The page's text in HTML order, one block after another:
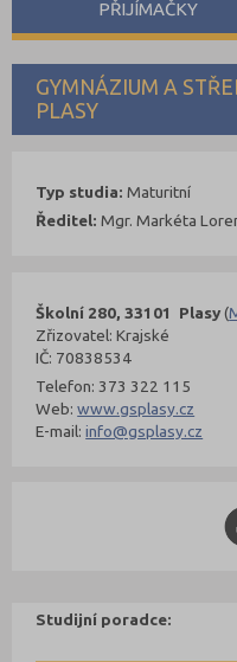
GYMNÁZIUM A
PLASY
Školní 280, 33101 Plasy(
Zřizovatel: Krajské
IČ: 70838534
Telefon: 373 322 115
Web:www.gsplasy.cz
E-mail:info@gsplasy.cz
Typ studia: Maturitní
Ředitel: Mgr. Markéta
Studijní poradce:
PŘIJÍMAČKY